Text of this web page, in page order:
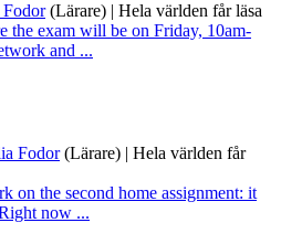
(Lärare) | Hela världen får läsa
the exam will be on Friday, 10am-
and ...
Fodor(Lärare) | Hela världen får
on the second home assignment: it
now ...